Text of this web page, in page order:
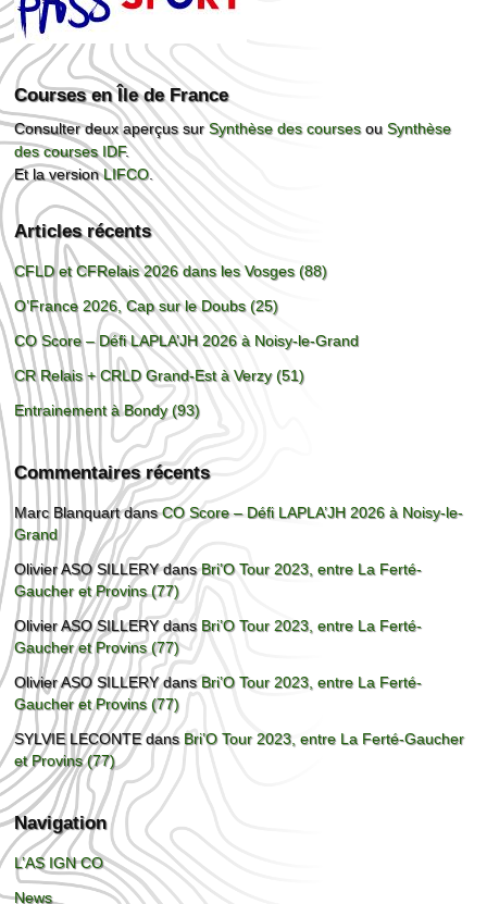
Courses en Île de France
Consulter deux aperçus surSynthèse des coursesouSynthèse
des courses IDF.
Et la versionLIFCO.
Articles récents
CFLD et CFRelais 2026 dans les Vosges (88)
O’France 2026, Cap sur le Doubs (25)
CO Score – Défi LAPLA’JH 2026 à Noisy-le-Grand
CR Relais + CRLD Grand-Est à Verzy (51)
Entrainement à Bondy (93)
Commentaires récents
Marc BlanquartdansCO Score – Défi LAPLA’JH 2026 à Noisy-le-
Grand
Olivier ASO SILLERYdansBri’O Tour 2023, entre La Ferté-
Gaucher et Provins (77)
Olivier ASO SILLERYdans Bri’O Tour 2023, entre La Ferté-
Gaucher et Provins (77)
Olivier ASO SILLERYdansBri’O Tour 2023, entre La Ferté-
Gaucher et Provins (77)
SYLVIE LECONTEdans Bri’O Tour 2023, entre La Ferté-Gaucher
et Provins (77)
Navigation
L’AS IGN CO
News